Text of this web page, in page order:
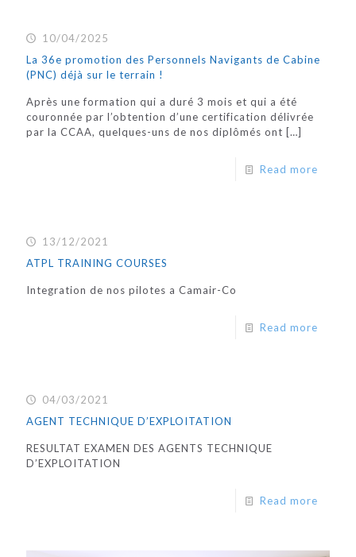
10/04/2025
La 36e promotion des Personnels Navigants de Cabine
(PNC) déjà sur le terrain !
Après une formation qui a duré 3 mois et qui a été
couronnée par l’obtention d’une certification délivrée
par la CCAA, quelques-uns de nos diplômés ont […]
Read more
13/12/2021
ATPL TRAINING COURSES
Integration de nos pilotes a Camair-Co
Read more
04/03/2021
AGENT TECHNIQUE D’EXPLOITATION
RESULTAT EXAMEN DES AGENTS TECHNIQUE
D’EXPLOITATION
Read more